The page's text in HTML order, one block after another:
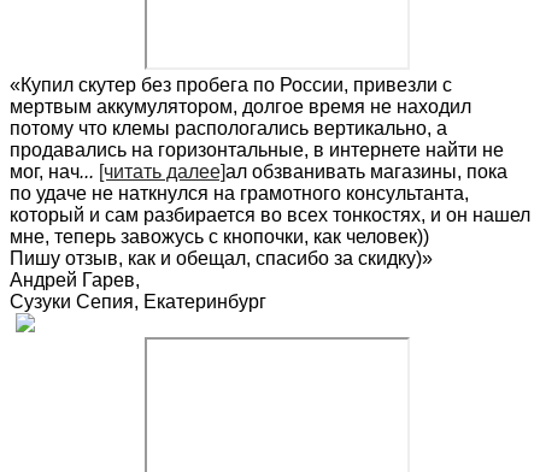
«Купил скутер без пробега по России, привезли с
мертвым аккумулятором, долгое время не находил
потому что клемы распологались вертикально, а
продавались на горизонтальные, в интернете найти не
мог, нач... [читать далее]ал обзванивать магазины, пока
по удаче не наткнулся на грамотного консультанта,
который и сам разбирается во всех тонкостях, и он нашел
мне, теперь завожусь с кнопочки, как человек))
Пишу отзыв, как и обещал, спасибо за скидку)»
Андрей Гарев,
Сузуки Сепия, Екатеринбург